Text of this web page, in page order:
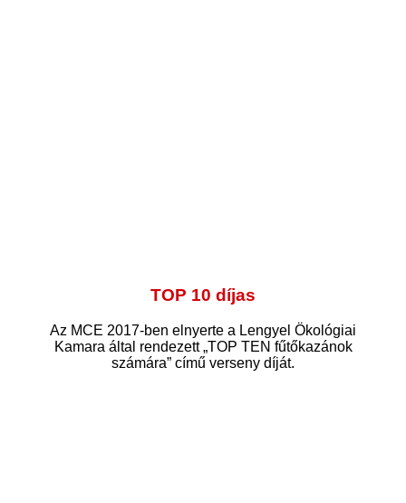
TOP 10 díjas
Az MCE 2017-ben elnyerte a Lengyel Ökológiai
Kamara által rendezett „TOP TEN fűtőkazánok
számára” című verseny díját.